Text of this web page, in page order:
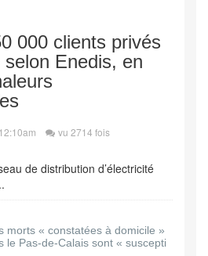
000 clients privés
selon Enedis, en
vu 2714 fois
de distribution d’électricité
morts « constatées à domicile »
le Pas-de-Calais sont « suscepti